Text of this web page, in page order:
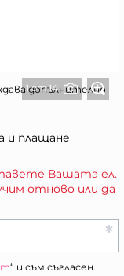
1 от 14
допълнително
и плащане
Вашата ел.
отново или да
“ и съм съгласен.